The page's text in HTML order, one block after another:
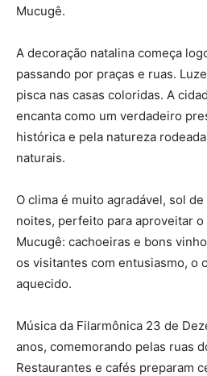
Mucugê.
A decoração natalina começa
passando por praças e ruas.
pisca nas casas coloridas. A
encanta como um verdadeiro
histórica e pela natureza
naturais.
O clima é muito agradável, sol
noites, perfeito para aproveitar
Mucugê: cachoeiras e bons
os visitantes com entusiasmo, o
aquecido.
Música da Filarmônica 23 de
anos, comemorando pelas ruas
Restaurantes e cafés preparam